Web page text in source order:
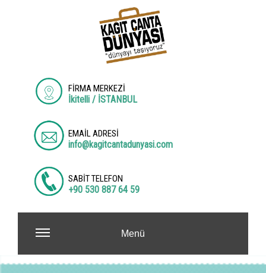
FİRMA MERKEZİ
İkitelli / İSTANBUL
EMAİL ADRESİ
info@kagitcantadunyasi.com
SABİT TELEFON
+90 530 887 64 59
Menü